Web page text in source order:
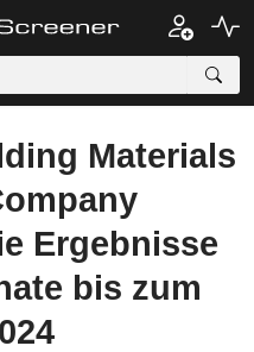
Materials
Ergebnisse
bis zum